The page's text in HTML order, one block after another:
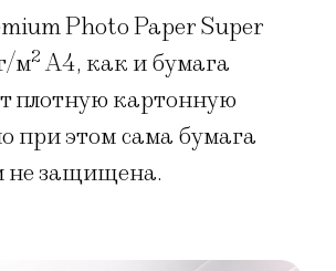
Photo Paper Super
м2 A4, как и бумага
плотную картонную
при этом сама бумага
не защищена.